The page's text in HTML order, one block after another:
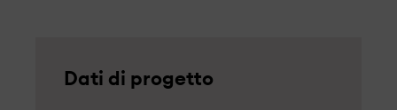
Dati di progetto